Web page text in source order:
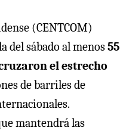
(CENTCOM)
del sábado al menos55
el estrecho
de barriles de
mantendrá las